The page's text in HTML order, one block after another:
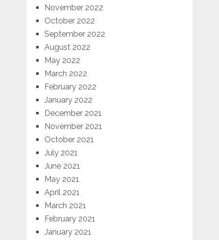
November 2022
October 2022
September 2022
August 2022
May 2022
March 2022
February 2022
January 2022
December 2021
November 2021
October 2021
July 2021
June 2021
May 2021
April 2021
March 2021
February 2021
January 2021